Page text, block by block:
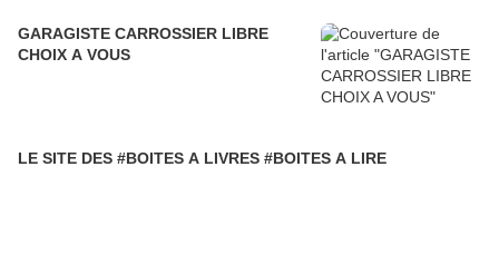
GARAGISTE CARROSSIER LIBRE
CHOIX A VOUS
LE SITE DES #BOITES A LIVRES #BOITES A LIRE